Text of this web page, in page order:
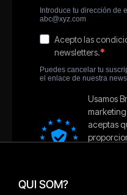
QUI SOM?